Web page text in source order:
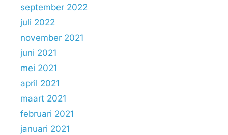
september 2022
juli 2022
november 2021
juni 2021
mei 2021
april 2021
maart 2021
februari 2021
januari 2021